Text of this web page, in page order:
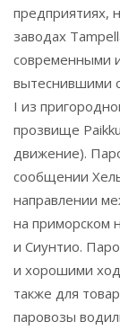
предприятиях,
заводах
современными
вытеснившими
I из
прозвище
движение).
сообщении
направлении
на приморском
и Сиунтио.
и хорошими
также для
паровозы